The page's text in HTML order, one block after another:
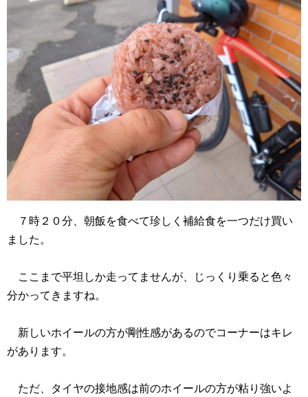
７時２０分、朝飯を食べて珍しく補給食を一つだけ買い
ました。
ここまで平坦しか走ってませんが、じっくり乗ると色々
分かってきますね。
新しいホイールの方が剛性感があるのでコーナーはキレ
があります。
ただ、タイヤの接地感は前のホイールの方が粘り強いよ